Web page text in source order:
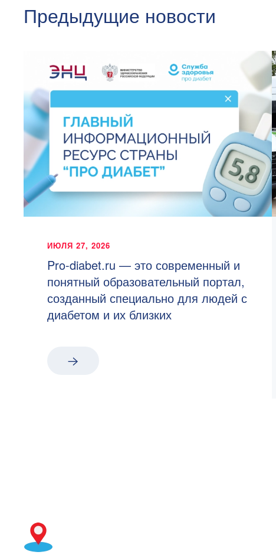
Предыдущие новости
ИЮЛЯ 27, 2026
Pro-diabet.ru — это современный и
понятный образовательный портал,
созданный специально для людей с
диабетом и их близких